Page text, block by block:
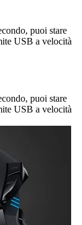
puoi stare
USB a velocità
puoi stare
USB a velocità